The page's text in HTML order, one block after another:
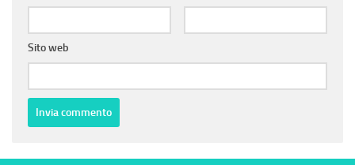
Sito web